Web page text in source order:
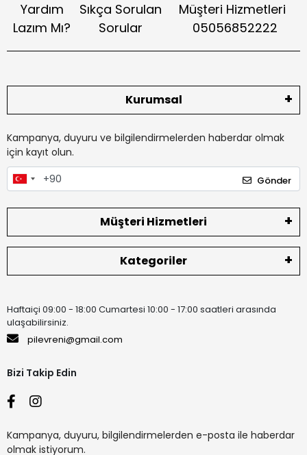
Yardım
Lazım Mı?
Sıkça Sorulan
Sorular
Müşteri Hizmetleri
05056852222
Kurumsal
Kampanya, duyuru ve bilgilendirmelerden haberdar olmak
için kayıt olun.
Gönder
Müşteri Hizmetleri
Kategoriler
Haftaiçi 09:00 - 18:00 Cumartesi 10:00 - 17:00 saatleri arasında
ulaşabilirsiniz.
pilevreni@gmail.com
Bizi Takip Edin
Kampanya, duyuru, bilgilendirmelerden e-posta ile haberdar
olmak istiyorum.